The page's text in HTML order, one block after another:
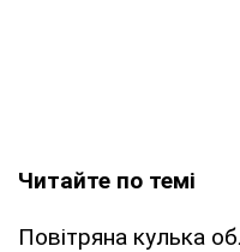
Читайте по темі
Повітряна кулька